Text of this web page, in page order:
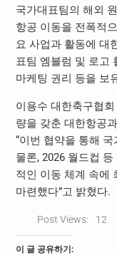
국가대표팀의 해외
항공 이동을 전폭적
요 사업과 활동에 대
표팀 엠블럼 및 로고
마케팅 권리 등을 보
이용수 대한축구협
량을 갖춘 대한항공
“이번 협약을 통해
물론, 2026 월드컵
적인 이동 체계 속에
마련했다”고 밝혔다.
Post Views: 12
이 글 공유하기: